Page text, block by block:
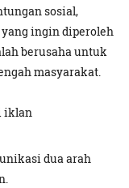
sosial,
ingin diperoleh
berusaha untuk
masyarakat.
iklan
dua arah